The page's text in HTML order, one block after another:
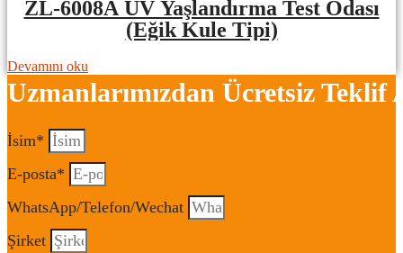
ZL-6008A UV Yaşlandırma Test Odası
(Eğik Kule Tipi)
Devamını oku
Uzmanlarımızdan Ücretsiz Teklif
İsim*
E-posta*
WhatsApp/Telefon/Wechat
Şirket